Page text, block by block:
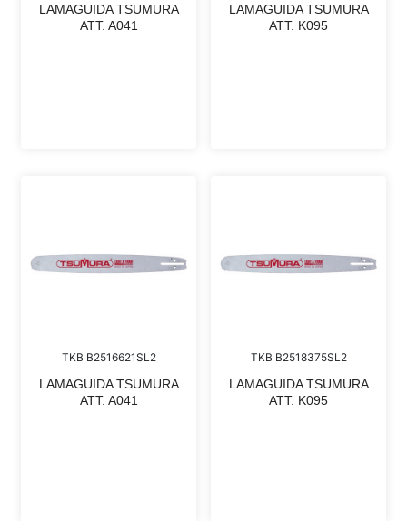
LAMAGUIDA TSUMURA
ATT. A041
LAMAGUIDA TSUMURA
ATT. K095
TKB B2516621SL2
LAMAGUIDA TSUMURA
ATT. A041
TKB B2518375SL2
LAMAGUIDA TSUMURA
ATT. K095